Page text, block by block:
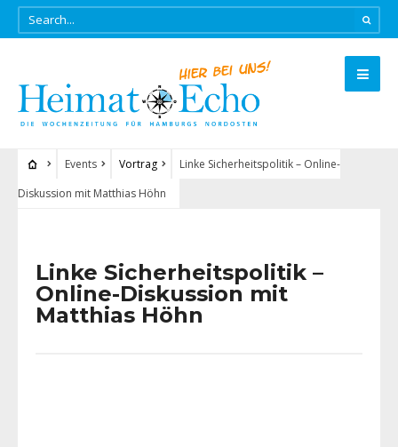
Events Vortrag
Linke Sicherheitspolitik – Online-
Diskussion mit Matthias Höhn
Linke Sicherheitspolitik –
Online-Diskussion mit
Matthias Höhn